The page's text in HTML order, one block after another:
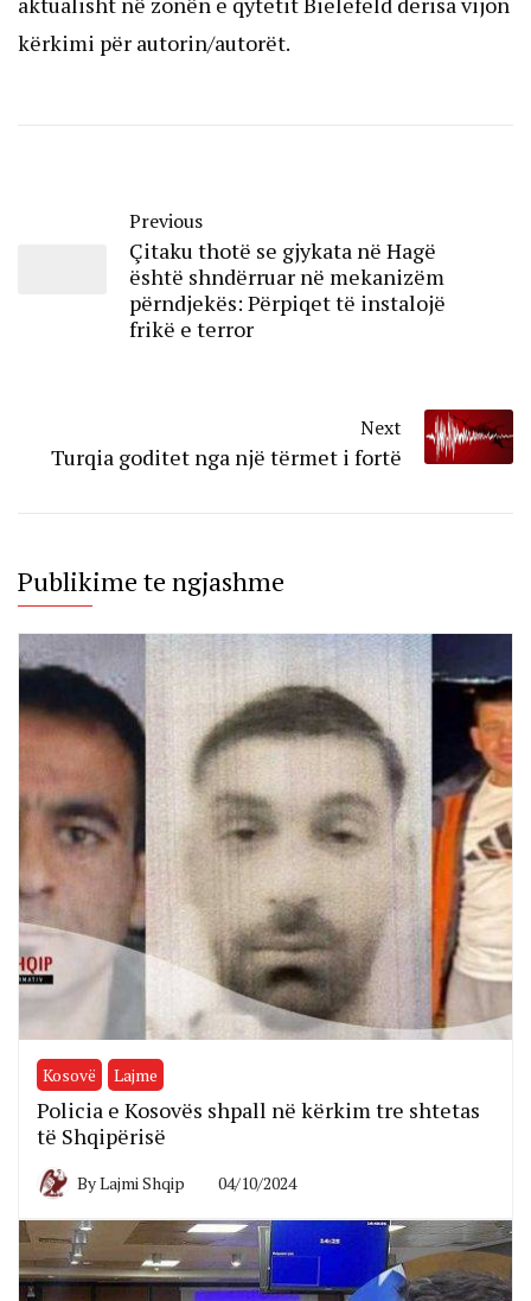
kërkimi për autorin/autorët.
Previous
Çitaku thotë se gjykata në Hagë
është shndërruar në mekanizëm
përndjekës: Përpiqet të instalojë
frikë e terror
Next
Turqia goditet nga një tërmet i fortë
Publikime te ngjashme
Kosovë Lajme
Policia e Kosovës shpall në kërkim tre shtetas
të Shqipërisë
ByLajmi Shqip 04/10/2024